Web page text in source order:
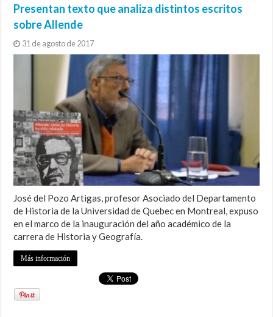
Presentan texto que analiza distintos escritos
sobre Allende
31 de agosto de 2017
José del Pozo Artigas, profesor Asociado del Departamento
de Historia de la Universidad de Quebec en Montreal, expuso
en el marco de la inauguración del año académico de la
carrera de Historia y Geografía.
Más información